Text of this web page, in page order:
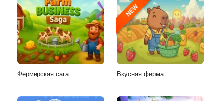
Фермерская сага
NEW
Вкусная ферма